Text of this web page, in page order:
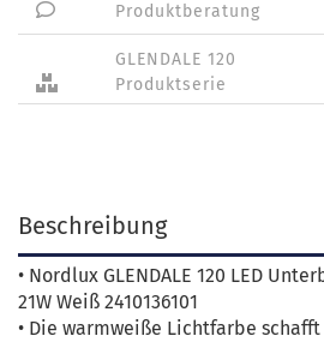
Produktberatung
GLENDALE 120
Produktserie
Beschreibung
• Nordlux GLENDALE 120 LED
21W Weiß 2410136101
• Die warmweiße Lichtfarbe